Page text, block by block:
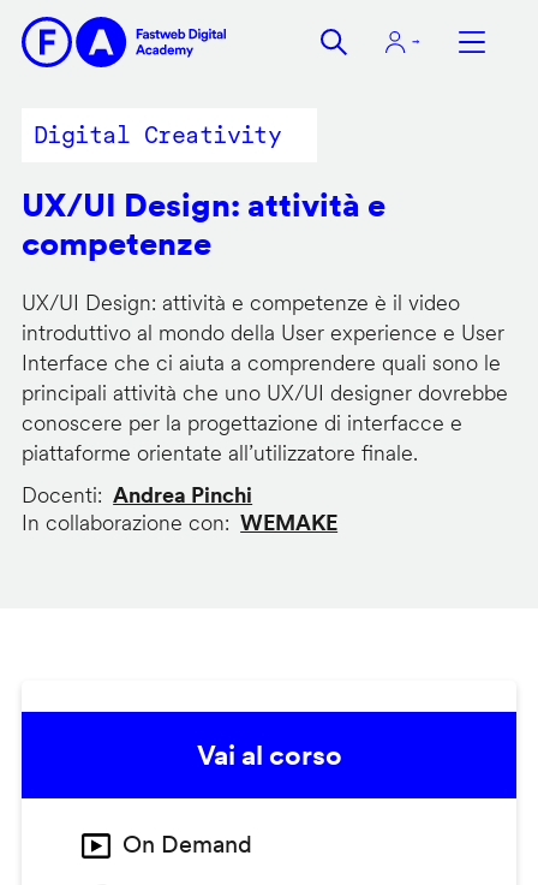
contenuto
Digital Creativity
UX/UI Design: attività e
competenze
UX/UI Design: attività e competenze è il video
introduttivo al mondo della User experience e User
Interface che ci aiuta a comprendere quali sono le
principali attività che uno UX/UI designer dovrebbe
conoscere per la progettazione di interfacce e
piattaforme orientate all’utilizzatore finale.
Docenti
Andrea Pinchi
In collaborazione con
WEMAKE
Vai al corso
On Demand